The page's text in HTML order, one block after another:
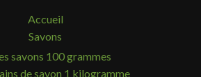
Accueil
Savons
savons 100 grammes
de savon 1 kilogramme